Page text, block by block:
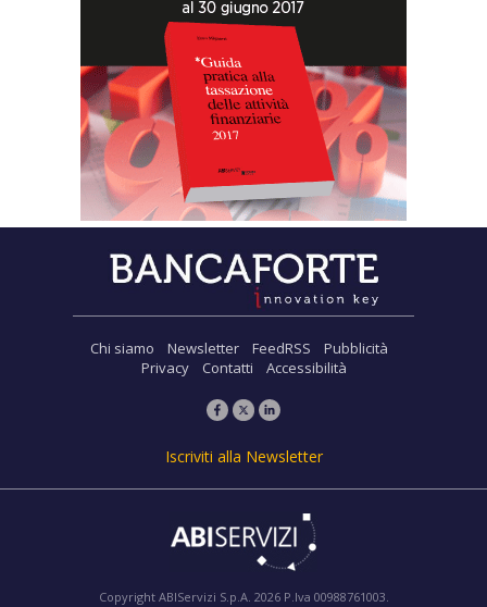
Chi siamo Newsletter FeedRSS
Pubblicità
Privacy
Contatti Accessibilità
Iscriviti alla Newsletter
Copyright ABIServizi S.p.A. 2026 P.Iva 00988761003.